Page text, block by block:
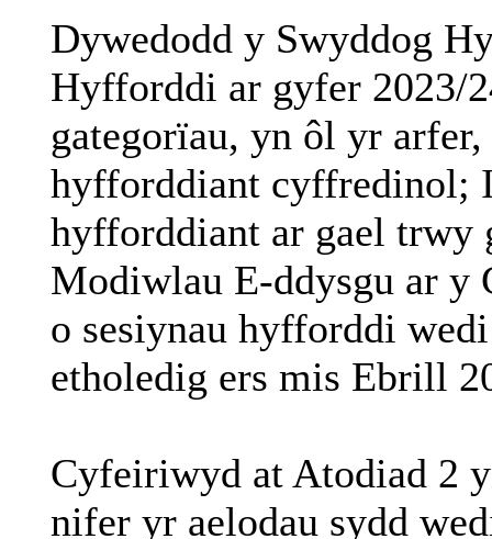
Dywedodd y Swyddog
Hyfforddi ar gyfer2023/
gategorïau, yn ôl yr arfer,
hyfforddiant cyffredinol;
hyfforddiant ar gael trwy
Modiwlau E-ddysgu ary
o sesiynau hyfforddi wedi
etholedig ers mis Ebrill
Cyfeiriwyd at Atodiad 2
nifer yr aelodau sydd